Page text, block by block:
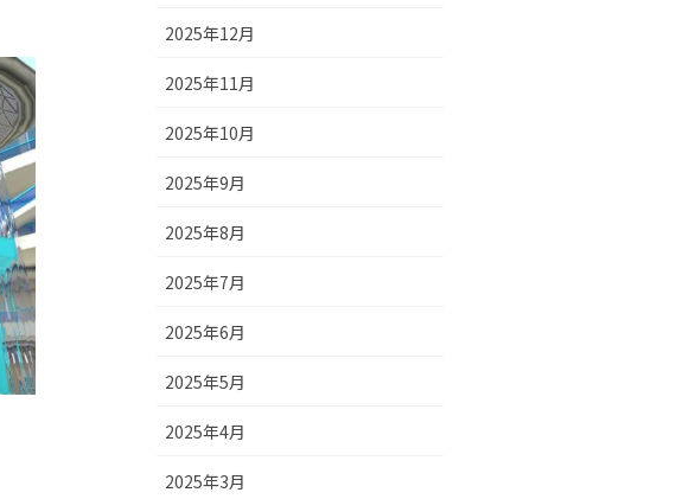
2025年12月
2025年11月
2025年10月
2025年9月
2025年8月
2025年7月
2025年6月
2025年5月
2025年4月
2025年3月